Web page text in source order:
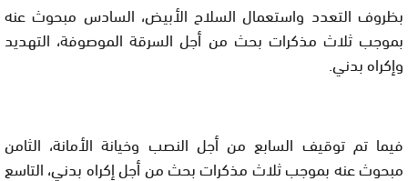
بظروف التعدد واستعمال السلاح الأبيض، السادس مبحوث عنه
بموجب ثلاث مذكرات بحث من أجل السرقة الموصوفة، التهديد
وإكراه بدني.
فيما تم توقيف السابع من أجل النصب وخيانة الأمانة، الثامن
مبحوث عنه بموجب ثلاث مذكرات بحث من أجل إكراه بدني، التاسع